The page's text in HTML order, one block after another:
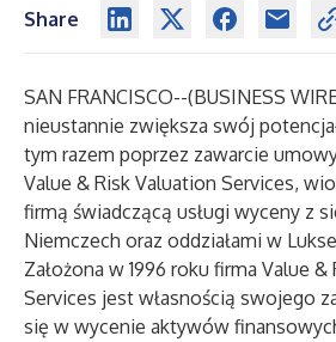
Share
SAN FRANCISCO--(BUSINESS
nieustannie zwiększa swój
tym razem poprzez zawarcie
Value & Risk Valuation Services,
firmą świadczącą usługi wyceny z
Niemczech oraz oddziałami w
Założona w 1996 roku firma Value &
Services jest własnością swojego
się w wycenie aktywów